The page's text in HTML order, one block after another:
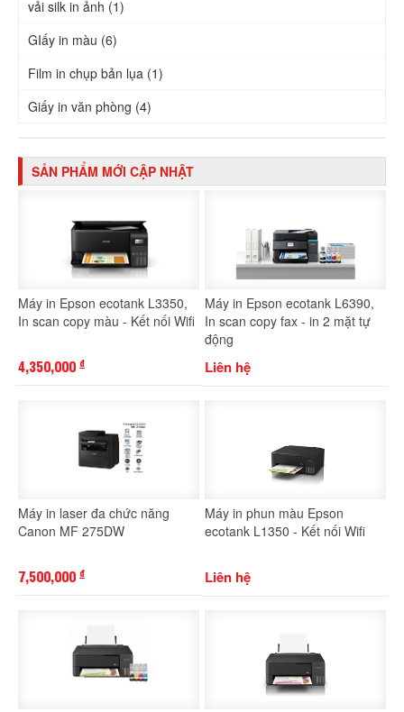
vải silk in ảnh (1)
GIấy in màu (6)
Film in chụp bản lụa (1)
Giấy in văn phòng (4)
SẢN PHẨM MỚI CẬP NHẬT
Máy in Epson ecotank L3350,
In scan copy màu - Kết nối Wifi
4,350,000 đ
Máy in Epson ecotank L6390,
In scan copy fax - in 2 mặt tự
động
Liên hệ
Máy in laser đa chức năng
Canon MF 275DW
7,500,000 đ
Máy in phun màu Epson
ecotank L1350 - Kết nối Wifi
Liên hệ